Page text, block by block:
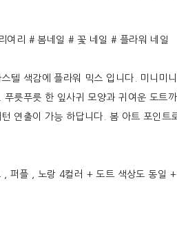
여리 # 봄네일 # 꽃 네일 # 플라워 네일
텔 색감에 플라워 믹스 입니다. 미니미
푸릇푸릇 한 잎사귀 모양과 귀여운 도트
연출이 가능 하답니다. 봄 아트 포인트
, 퍼플 , 노랑 4컬러 + 도트 색상도 동일